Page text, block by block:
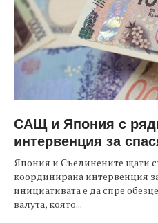
САЩ и Япония с
интервенция за
Япония и Съединените щати
координирана интервенция
инициативата е да спре
валута, която...